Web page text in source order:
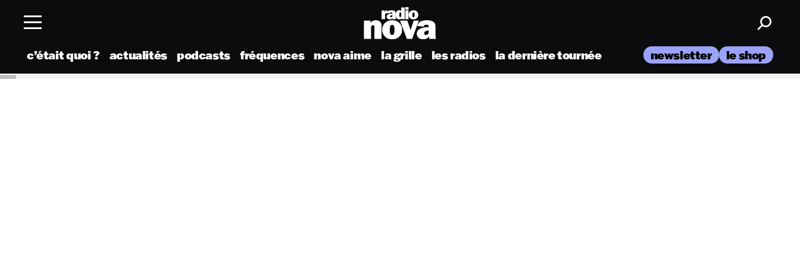
c’était quoi ? actualités podcasts fréquences nova aime la grille les radios la dernière tournée newsletter le shop